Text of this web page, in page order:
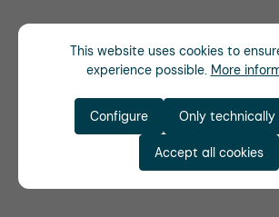
This website uses cookies to
experience possible. More
Only technically
Configure
Accept all cookies